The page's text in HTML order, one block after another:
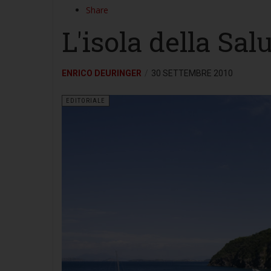
Share
L'isola della
ENRICO DEURINGER 30 SETTEMBRE 2010
EDITORIALE